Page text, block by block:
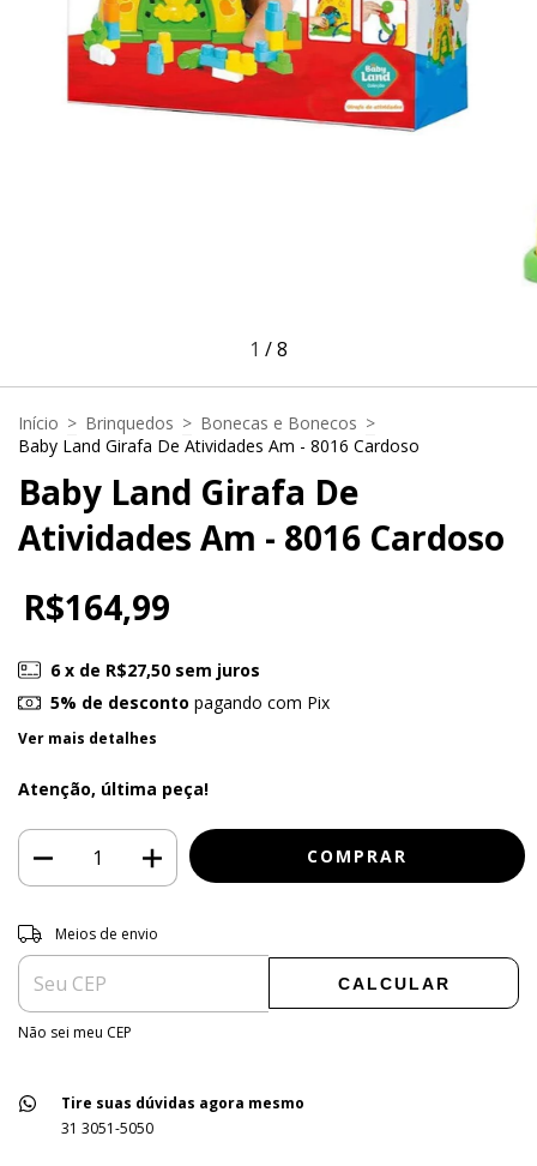
1 /8
Início > Brinquedos > Bonecas e Bonecos >
Baby Land Girafa De Atividades Am - 8016 Cardoso
Baby Land Girafa De
Atividades Am - 8016 Cardoso
R$164,99
6 x de R$27,50 sem juros
5% de desconto pagando com Pix
Ver mais detalhes
Atenção, última peça!
Entregas para o CEP:
Meios de envio
CALCULAR
Não sei meu CEP
Tire suas dúvidas agora mesmo
31 3051-5050